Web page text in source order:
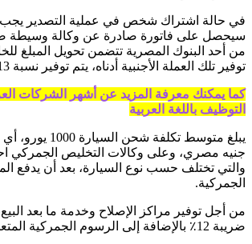
في حالة اشتراك شخص في عملية التصدير يجب
سيحصل على فاتورة صادرة عن وكالة وسيطة
من أحد البنوك المصرية تتضمن تحويل المبلغ
توفير تلك العملة الأجنبية أدناه، يتم توفير نسبة 13 إلى 17.
كما يمكنك معرفة المزيد عن أشهر الشركات
التوظيف باللغة العربية
جنيه مصري، وعلى وكالات التخليص الجمركي
والتي تختلف حسب نوع السيارة، بعد أن يدفع
الجمركية.
من أجل توفير مراكز الإصلاح وخدمة ما بعد
ضريبة 12٪ بالإضافة إلى الرسوم الجمركية المتعلقة برسوم التطوير.